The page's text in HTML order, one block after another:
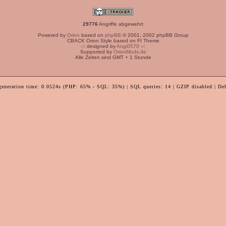
29776 Angriffe abgewehrt
Powered by Orion based on phpBB © 2001, 2002 phpBB Group
CBACK Orion Style based on FI Theme
:-: designed byAngi0570 :-:
Supported by OrionMods.de
Alle Zeiten sind GMT + 1 Stunde
time: 0.0524s (PHP: 65% - SQL: 35%) | SQL queries: 14 | GZIP disabled |